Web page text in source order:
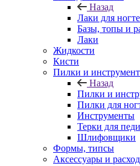
Назад
Лаки для
Базы, топы и
Лаки
Жидкости
Кисти
Пилки и
Назад
Пилки и
Пилки для
Инструменты
Терки для
Шлифовщики
Формы, типсы
Аксессуары и